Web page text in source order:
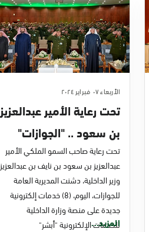
الأربعاء ٠٧ فبراير ٢٠٢٤
تحت رعاية الأمير عبدالعزيز
بن سعود .. "الجوازات"
تدشن (8) خدمات
إلكترونية جديدة
تحت رعاية صاحب السمو الملكي الأمير
عبدالعزيز بن سعود بن نايف بن عبدالعزيز
وزير الداخلية، دشنت المديرية العامة
للجوازات، اليوم، (8) خدمات إلكترونية
جديدة على منصة وزارة الداخلية
للخدمات الإلكترونية "أبشر"
المزيد...